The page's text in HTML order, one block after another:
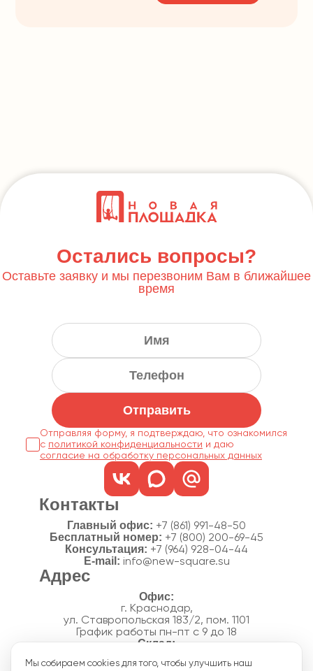
Остались вопросы?
Оставьте заявку и мы перезвоним Вам в ближайшее
время
Отправить
Отправляя форму, я подтверждаю, что ознакомился
с политикой конфиденциальности
согласие на обработку персональных данных
Контакты
Главный офис: +7 (861) 991-48-50
Бесплатный номер: +7 (800) 200-69-45
Консультация: +7 (964) 928-04-44
E-mail: info@new-square.su
Адрес
г. Краснодар,
ул. Ставропольская 183/2, пом. 1101
График работы пн-пт с 9 до 18
п. Новознаменский, ул.Производственная, 15
Мы собираем cookies для того, чтобы улучшить наш